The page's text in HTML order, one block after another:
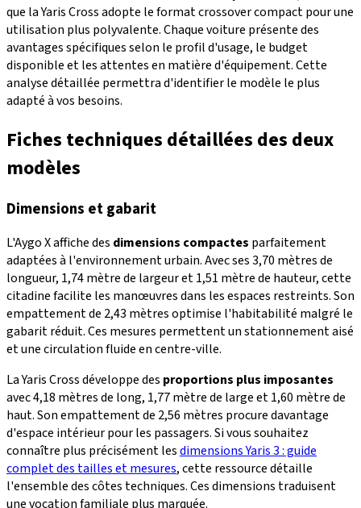
que la Yaris Cross adopte le format crossover compact pour une
utilisation plus polyvalente. Chaque voiture présente des
avantages spécifiques selon le profil d'usage, le budget
disponible et les attentes en matière d'équipement. Cette
analyse détaillée permettra d'identifier le modèle le plus
adapté à vos besoins.
Fiches techniques détaillées des deux
modèles
Dimensions et gabarit
L'Aygo X affiche des dimensions compactes parfaitement
adaptées à l'environnement urbain. Avec ses 3,70 mètres de
longueur, 1,74 mètre de largeur et 1,51 mètre de hauteur, cette
citadine facilite les manœuvres dans les espaces restreints. Son
empattement de 2,43 mètres optimise l'habitabilité malgré le
gabarit réduit. Ces mesures permettent un stationnement aisé
et une circulation fluide en centre-ville.
La Yaris Cross développe des proportions plus imposantes
avec 4,18 mètres de long, 1,77 mètre de large et 1,60 mètre de
haut. Son empattement de 2,56 mètres procure davantage
d'espace intérieur pour les passagers. Si vous souhaitez
connaître plus précisément lesdimensions Yaris 3 : guide
complet des tailles et mesures, cette ressource détaille
l'ensemble des côtes techniques. Ces dimensions traduisent
une vocation familiale plus marquée.